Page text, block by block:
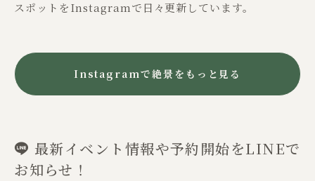
スポットをInstagramで日々更新しています。
Instagramで絶景をもっと見る
​最新イベント情報や予約開始をLINEで
お知らせ！